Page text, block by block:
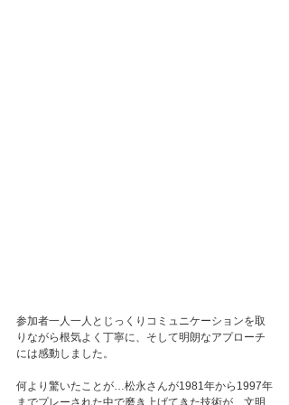
参加者一人一人とじっくりコミュニケーションを取
りながら根気よく丁寧に、そして明朗なアプローチ
には感動しました。
何より驚いたことが…松永さんが1981年から1997年
までプレーされた中で磨き上げてきた技術が…文明